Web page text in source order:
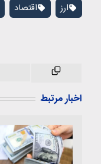
ارز اقتصاد
اخبار مرتبط